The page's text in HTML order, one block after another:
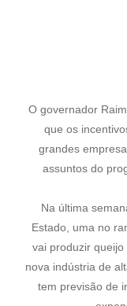
O governador
que os
grandes
assuntos do
Na última
Estado, uma no
vai produzir
nova indústria de
tem previsão de